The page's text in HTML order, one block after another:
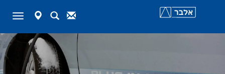
Togglemap-
marker
SearchContact